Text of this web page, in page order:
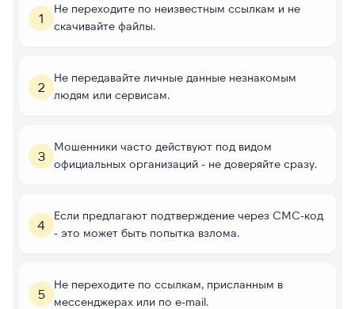
1
Не переходите по неизвестным ссылкам и не
скачивайте файлы.
2
Не передавайте личные данные незнакомым
людям или сервисам.
3
Мошенники часто действуют под видом
официальных организаций - не доверяйте сразу.
4
Если предлагают подтверждение через СМС-код
- это может быть попытка взлома.
5
Не переходите по ссылкам, присланным в
мессенджерах или по e-mail.